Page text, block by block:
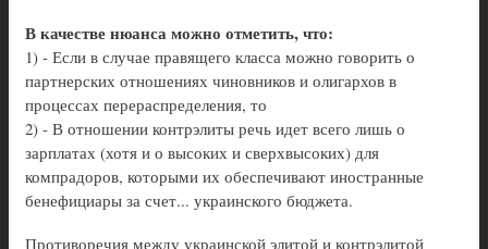
В качестве нюанса можно отметить, что:
1) - Если в случае правящего класса можно говорить о
партнерских отношениях чиновников и олигархов в
процессах перераспределения, то
2) - В отношении контрэлиты речь идет всего лишь о
зарплатах (хотя и о высоких и сверхвысоких) для
компрадоров, которыми их обеспечивают иностранные
бенефициары за счет... украинского бюджета.
Противоречия между украинской элитой и контрэлитой